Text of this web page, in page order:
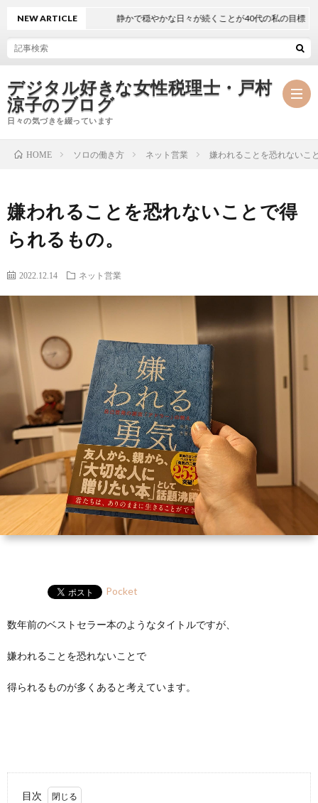
デジタル好きな女性税理士・戸村
涼子のブログ
日々の気づきを綴っています
講
NEW ARTICLE 静かで穏やかな日々が続くことが40代の私の目標
HOME ソロの働き方 ネット営業 嫌われることを恐れないこ
嫌われることを恐れないことで得
られるもの。
2022.12.14 ネット営業
Pocket
数年前のベストセラー本のようなタイトルですが、
嫌われることを恐れないことで
得られるものが多くあると考えています。
目次